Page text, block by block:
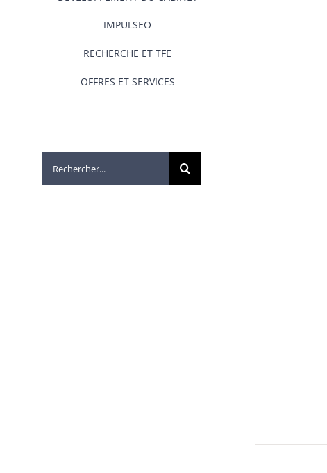
IMPULSEO
RECHERCHE ET TFE
OFFRES ET SERVICES